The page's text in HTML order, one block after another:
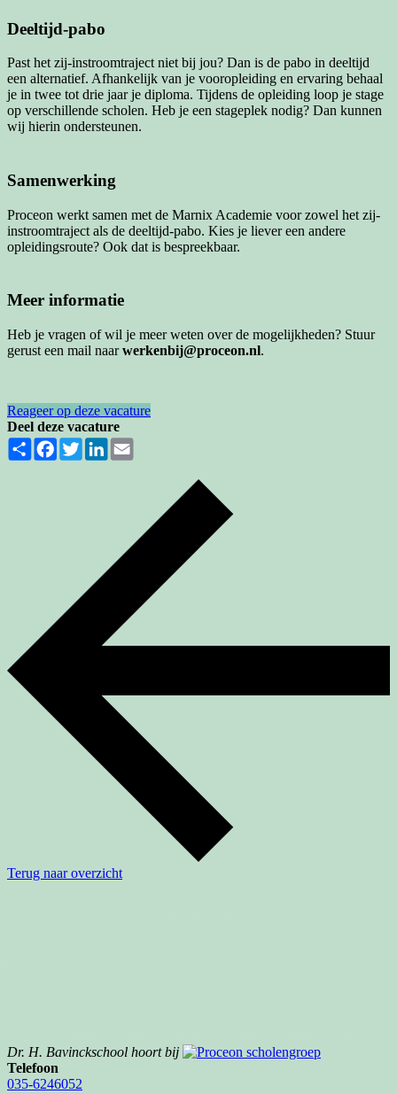
Deeltijd-pabo
Past het zij-instroomtraject niet bij jou? Dan is de pabo in deeltijd
een alternatief. Afhankelijk van je vooropleiding en ervaring behaal
je in twee tot drie jaar je diploma. Tijdens de opleiding loop je stage
op verschillende scholen. Heb je een stageplek nodig? Dan kunnen
wij hierin ondersteunen.
Samenwerking
Proceon werkt samen met de Marnix Academie voor zowel het zij-
instroomtraject als de deeltijd-pabo. Kies je liever een andere
opleidingsroute? Ook dat is bespreekbaar.
Meer informatie
Heb je vragen of wil je meer weten over de mogelijkheden? Stuur
gerust een mail naarwerkenbij@proceon.nl.
Reageer op deze vacature
Deel deze vacature
Share FacebookTwitterLinkedInEmail
Terug naar overzicht
Dr. H. Bavinckschool hoort bij
Telefoon
035-6246052